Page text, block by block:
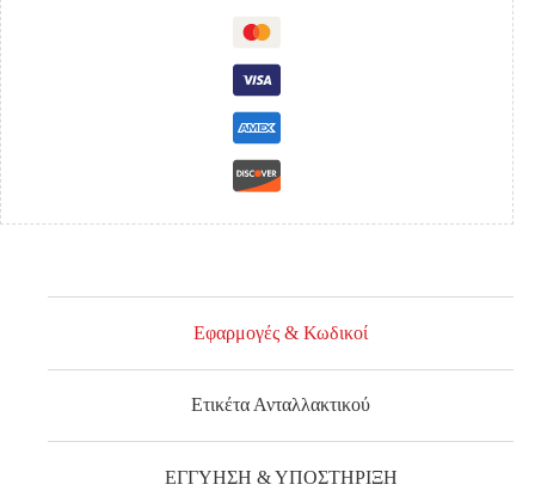
DIAMOND
ΑΡΙΣΤΕΡΟΣ
ποσότητα
Εφαρμογές & Κωδικοί
Ετικέτα Ανταλλακτικού
ΕΓΓΥΗΣΗ & ΥΠΟΣΤΗΡΙΞΗ